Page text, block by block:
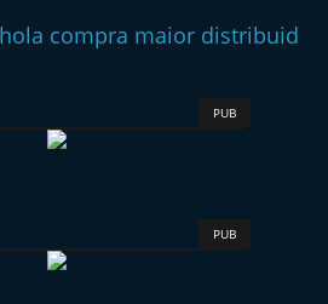
compra maior distribuid
PUB
PUB